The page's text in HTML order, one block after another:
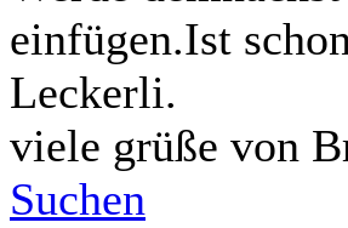
einfügen.Ist
Leckerli.
viele grüße von
Suchen